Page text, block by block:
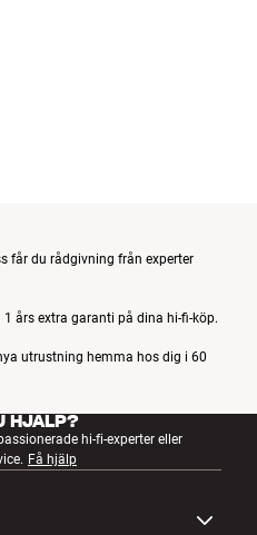
får du rådgivning från experter
års extra garanti på dina hi-fi-köp.
utrustning hemma hos dig i 60
HJÄLP?
hi-fi-experter eller
Få hjälp